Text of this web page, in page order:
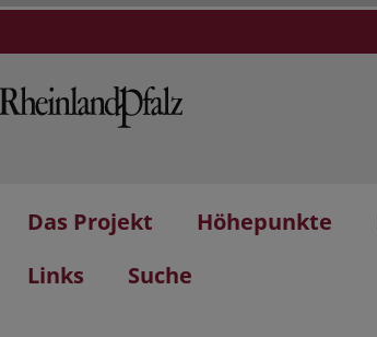
Das Projekt Höhepunkte
Links
Suche